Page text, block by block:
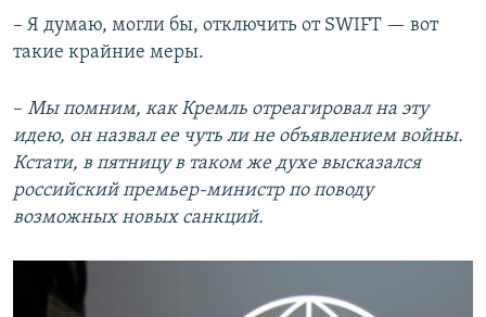
– Я думаю, могли бы, отключить от SWIFT — вот
такие крайние меры.
– Мы помним, как Кремль отреагировал на эту
идею, он назвал ее чуть ли не объявлением войны.
Кстати, в пятницу в таком же духе высказался
российский премьер-министр по поводу
возможных новых санкций.